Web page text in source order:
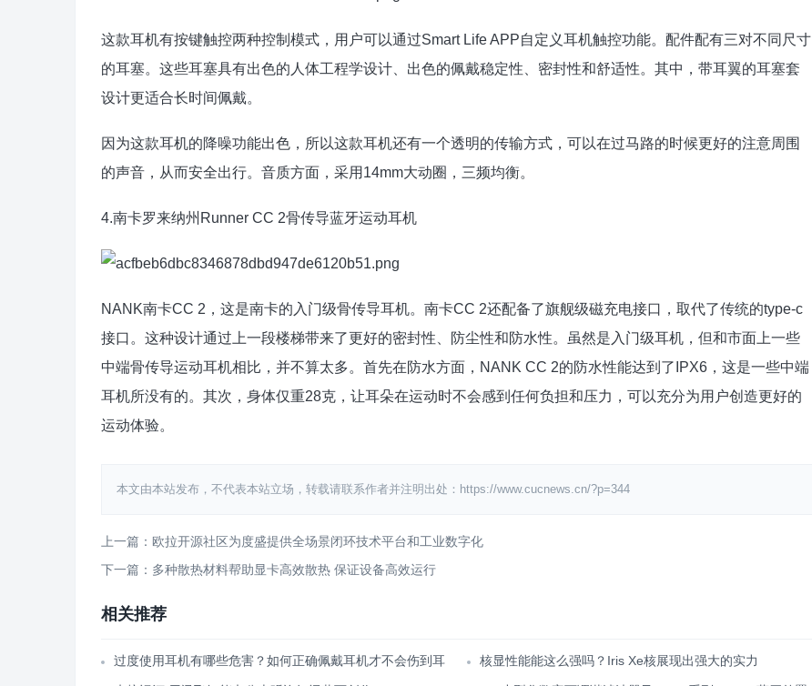
这款耳机有按键触控两种控制模式，用户可以通过Smart Life APP自定义耳机触控功能。配件配有三对不同尺寸
的耳塞。这些耳塞具有出色的人体工程学设计、出色的佩戴稳定性、密封性和舒适性。其中，带耳翼的耳塞套
设计更适合长时间佩戴。
因为这款耳机的降噪功能出色，所以这款耳机还有一个透明的传输方式，可以在过马路的时候更好的注意周围
的声音，从而安全出行。音质方面，采用14mm大动圈，三频均衡。
4.南卡罗来纳州Runner CC 2骨传导蓝牙运动耳机
NANK南卡CC 2，这是南卡的入门级骨传导耳机。南卡CC 2还配备了旗舰级磁充电接口，取代了传统的type-c
接口。这种设计通过上一段楼梯带来了更好的密封性、防尘性和防水性。虽然是入门级耳机，但和市面上一些
中端骨传导运动耳机相比，并不算太多。首先在防水方面，NANK CC 2的防水性能达到了IPX6，这是一些中端
耳机所没有的。其次，身体仅重28克，让耳朵在运动时不会感到任何负担和压力，可以充分为用户创造更好的
运动体验。
本文由本站发布，不代表本站立场，转载请联系作者并注明出处：https://www.cucnews.cn/?p=344
上一篇：欧拉开源社区为度盛提供全场景闭环技术平台和工业数字化
下一篇：多种散热材料帮助显卡高效散热 保证设备高效运行
相关推荐
过度使用耳机有哪些危害？如何正确佩戴耳机才不会伤到耳 核显性能能这么强吗？Iris Xe核展现出强大的实力